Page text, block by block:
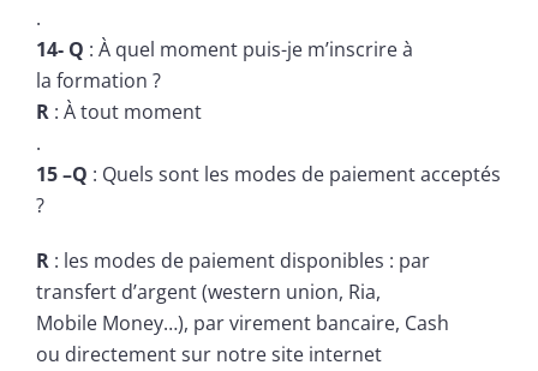
.
14- Q : À quel moment puis-je m’inscrire à
la formation ?
R : À tout moment
.
15 –Q : Quels sont les modes de paiement acceptés
?
R : les modes de paiement disponibles : par
transfert d’argent (western union, Ria,
Mobile Money…), par virement bancaire, Cash
ou directement sur notre site internet